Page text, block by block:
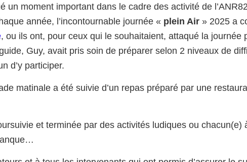
un moment important dans le cadre des activité de
année, l’incontournable journée « plein Air » 2025 a
, ou ils ont, pour ceux qui le souhaitaient, attaqué la journée
Guy, avait pris soin de préparer selon 2 niveaux de
d’y participer.
matinale a été suivie d’un repas préparé par une
et terminée par des activités ludiques ou chacun(e)